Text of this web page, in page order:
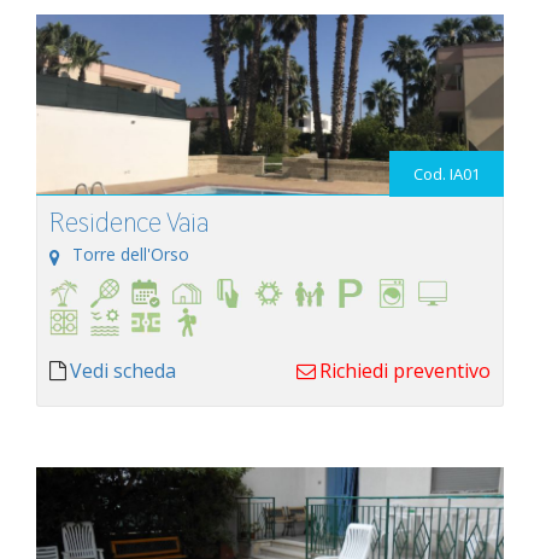
Cod. IA01
Residence Vaia
Torre dell'Orso
Vedi scheda Richiedi preventivo